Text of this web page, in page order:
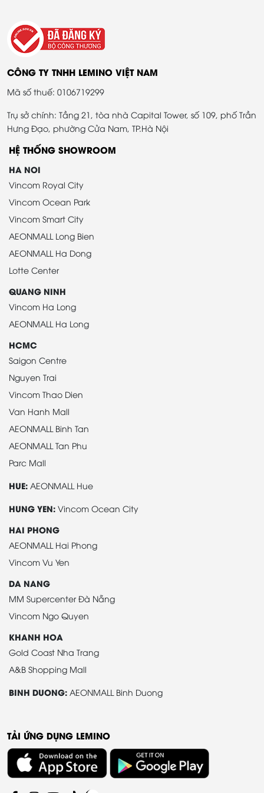
CÔNG TY TNHH LEMINO VIỆT NAM
Mã số thuế: 0106719299
Trụ sở chính: Tầng 21, tòa nhà Capital Tower, số 109, phố Trần
Hưng Đạo, phường Cửa Nam, TP.Hà Nội
HỆ THỐNG SHOWROOM
HA NOI
Vincom Royal City
Vincom Ocean Park
Vincom Smart City
AEONMALL Long Bien
AEONMALL Ha Dong
Lotte Center
QUANG NINH
Vincom Ha Long
AEONMALL Ha Long
HCMC
Saigon Centre
Nguyen Trai
Vincom Thao Dien
Van Hanh Mall
AEONMALL Binh Tan
AEONMALL Tan Phu
Parc Mall
HUE: AEONMALL Hue
HUNG YEN: Vincom Ocean City
HAI PHONG
AEONMALL Hai Phong
Vincom Vu Yen
DA NANG
MM Supercenter Đà Nẵng
Vincom Ngo Quyen
KHANH HOA
Gold Coast Nha Trang
A&B Shopping Mall
BINH DUONG: AEONMALL Binh Duong
TẢI ỨNG DỤNG LEMINO